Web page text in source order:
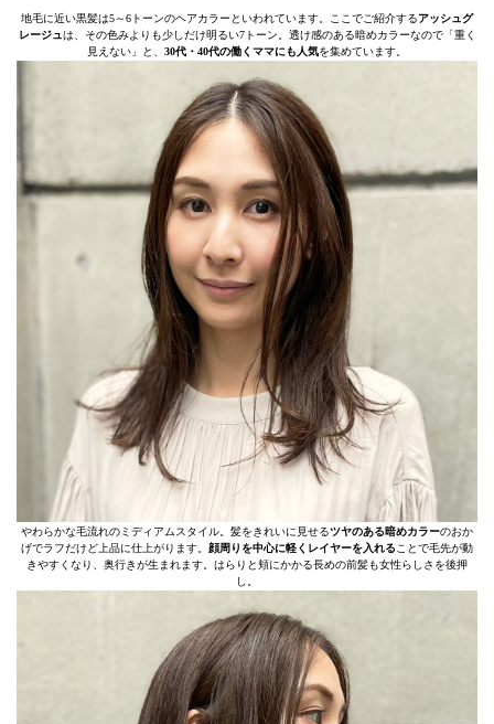
地毛に近い黒髪は5～6トーンのヘアカラーといわれています。ここでご紹介するアッシュグ
レージュは、その色みよりも少しだけ明るい7トーン。透け感のある暗めカラーなので「重く
見えない」と、 30代・40代の働くママにも人気を集めています。
やわらかな毛流れのミディアムスタイル。髪をきれいに見せるツヤのある暗めカラーのおか
げでラフだけど上品に仕上がります。 顔周りを中心に軽くレイヤーを入れる ことで毛先が動
きやすくなり、奥行きが生まれます。はらりと頬にかかる長めの前髪も女性らしさを後押
し。